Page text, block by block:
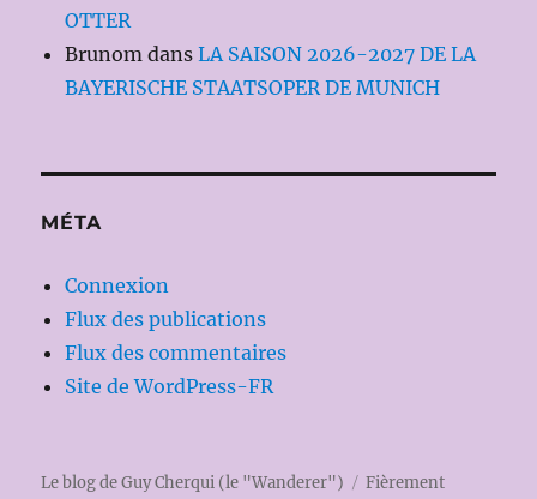
OTTER
Brunom dansLA SAISON 2026-2027 DE LA
BAYERISCHE STAATSOPER DE MUNICH
MÉTA
Connexion
Flux des publications
Flux des commentaires
Site de WordPress-FR
Le blog de Guy Cherqui (le "Wanderer")
Fièrement